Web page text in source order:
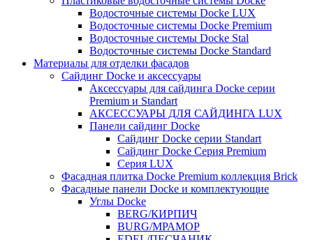
Водосточные системы Docke LUX
Водосточные системы Docke Premium
Водосточные системы Docke Stal
Водосточные системы Docke Standard
Материалы для отделки фасадов
Сайдинг Docke и аксессуары
Аксессуары для сайдинга Docke серии
Premium и Standart
АКСЕССУАРЫ ДЛЯ САЙДИНГА LUX
Панели сайдинг Docke
Cайдинг Docke серии Standart
Сайдинг Docke Серия Premium
Серия LUX
Фасадная плитка Docke Premium коллекция Brick
Фасадные панели Docke и комплектующие
Углы Docke
BERG/КИРПИЧ
BURG/МРАМОР